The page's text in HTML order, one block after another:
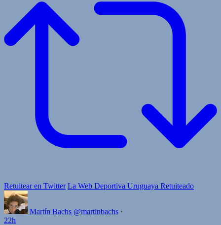
Retuitear en Twitter La Web Deportiva Uruguaya Retuiteado
Martín Bachs @martinbachs ·
22h